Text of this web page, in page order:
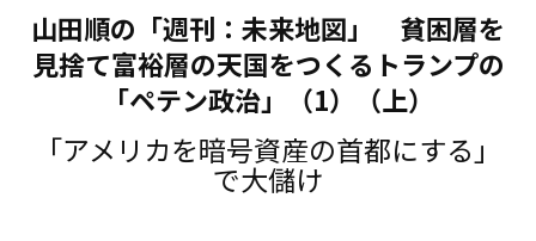
山田順の「週刊：未来地図」 貧困層を
見捨て富裕層の天国をつくるトランプの
「ペテン政治」（1）（上）
「アメリカを暗号資産の首都にする」
で大儲け